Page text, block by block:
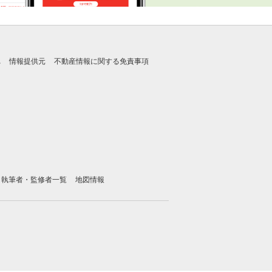
情報提供元 不動産情報に関する免責事項
執筆者・監修者一覧 地図情報